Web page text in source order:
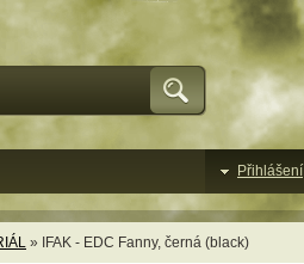
» IFAK - EDC Fanny, černá (black)
Přihlášení